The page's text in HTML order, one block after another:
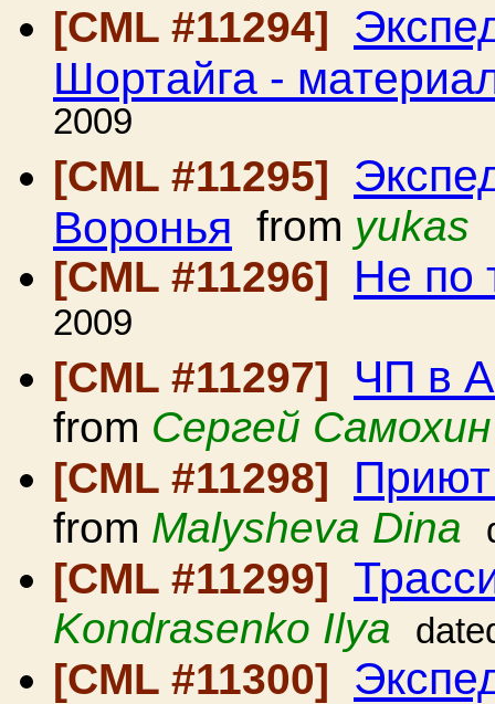
[CML #11294]
Шортайга -
2009
[CML #11295]
Воронья from yukas
[CML #11296] Не по
2009
[CML #11297]
ЧП в
from Сергей Самохин
[CML #11298]
from Malysheva Dina
[CML #11299]
Kondrasenko Ilya
[CML #11300]